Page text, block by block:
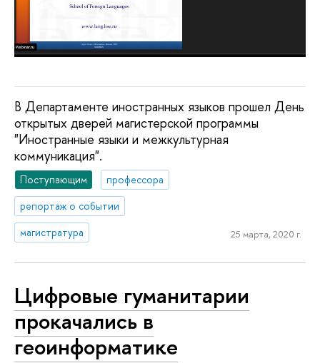
В Департаменте иностранных языков прошел День
открытых дверей магистерской программы
"Иностранные языки и межкультурная
коммуникация".
Поступающим
профессора
репортаж о событии
магистратура
25 марта, 2020 г.
Цифровые гуманитарии
прокачались в
геоинформатике